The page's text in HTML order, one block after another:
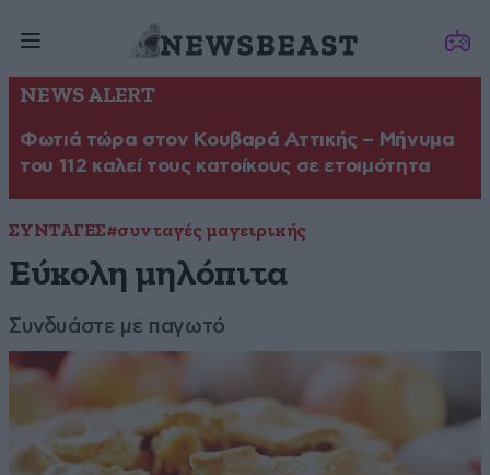
NEWS ALERT
Φωτιά τώρα στον Κουβαρά Αττικής – Μήνυμα
του 112 καλεί τους κατοίκους σε ετοιμότητα
ΣΥΝΤΑΓΕΣ#συνταγές μαγειρικής
Εύκολη μηλόπιτα
Συνδυάστε με παγωτό